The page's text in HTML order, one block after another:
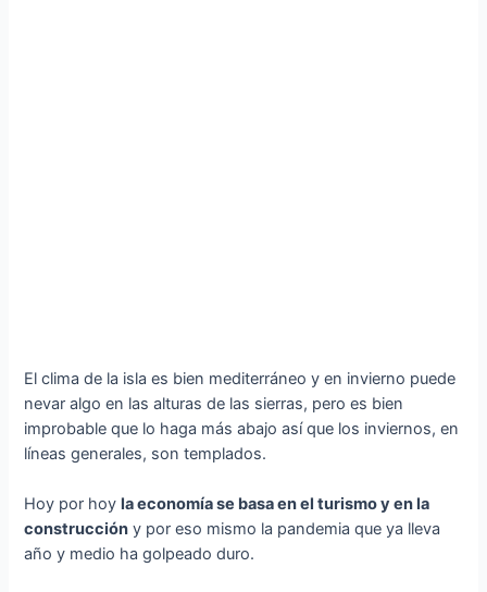
El clima de la isla es bien mediterráneo y en invierno puede
nevar algo en las alturas de las sierras, pero es bien
improbable que lo haga más abajo así que los inviernos, en
líneas generales, son templados.
Hoy por hoy la economía se basa en el turismo y en la
construcción y por eso mismo la pandemia que ya lleva
año y medio ha golpeado duro.